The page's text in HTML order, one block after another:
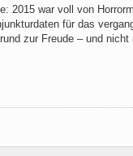
2015 war voll von
für das
zur Freude – und nicht